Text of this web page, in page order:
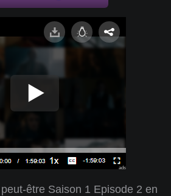
ads
être Saison 1 Episode 2 en